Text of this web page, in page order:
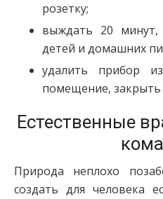
розетку;
выждать 20 минут,
детей и домашних
удалить прибор
помещение, закрыть
Естественные
Природа неплохо
создать для человека